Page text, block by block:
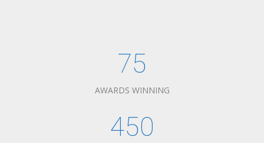
75
AWARDS WINNING
450